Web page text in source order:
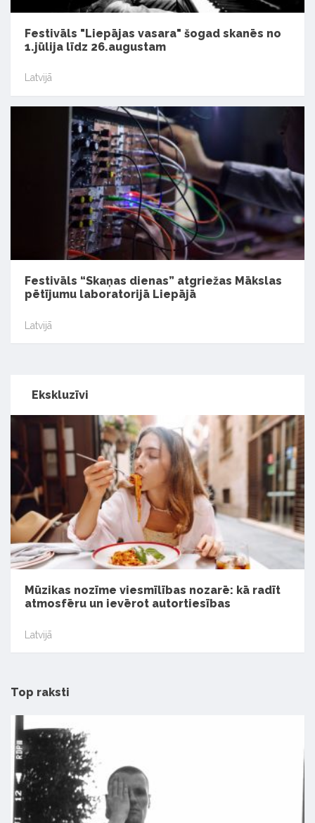
Festivāls "Liepājas vasara" šogad skanēs no
1.jūlija līdz 26.augustam
Latvijā
Festivāls “Skaņas dienas” atgriežas Mākslas
pētījumu laboratorijā Liepājā
Latvijā
Ekskluzīvi
Mūzikas nozīme viesmīlības nozarē: kā radīt
atmosfēru un ievērot autortiesības
Latvijā
Top raksti